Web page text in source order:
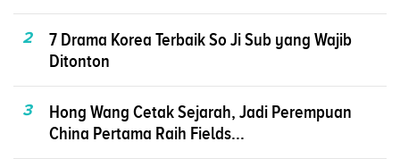
2
7 Drama Korea Terbaik So Ji Sub yang Wajib
Ditonton
3
Hong Wang Cetak Sejarah, Jadi Perempuan
China Pertama Raih Fields...